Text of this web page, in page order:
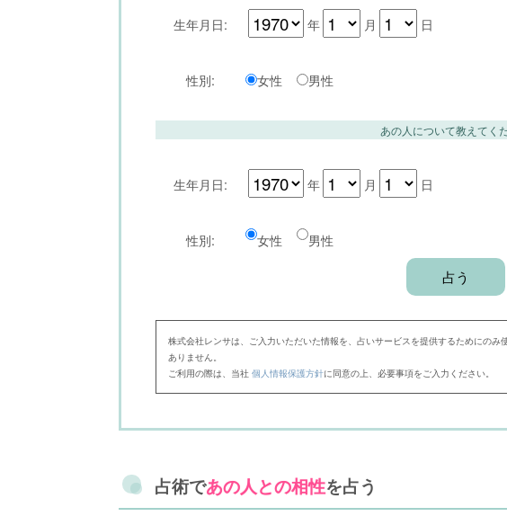
生年月日: 年 月 日
性別: 女性 男性
あの人について教えてく
生年月日: 年 月 日
性別: 女性 男性
株式会社レンサは、ご入力いただいた情報を、占いサービスを提供するためにの
ありません。
ご利用の際は、当社 個人情報保護方針に同意の上、必要事項をご入力ください。
占術であの人との相性を占う